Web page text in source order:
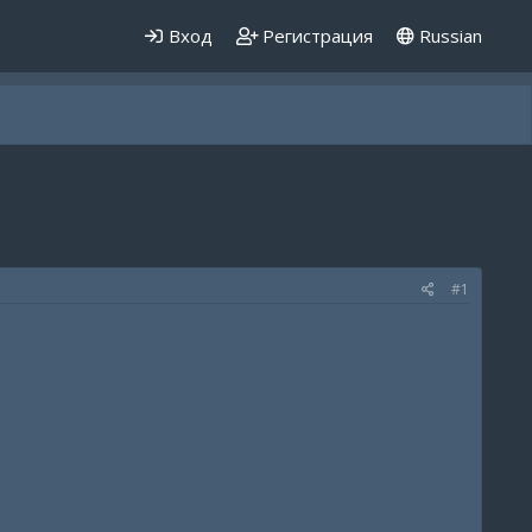
Вход Регистрация Russian
#1